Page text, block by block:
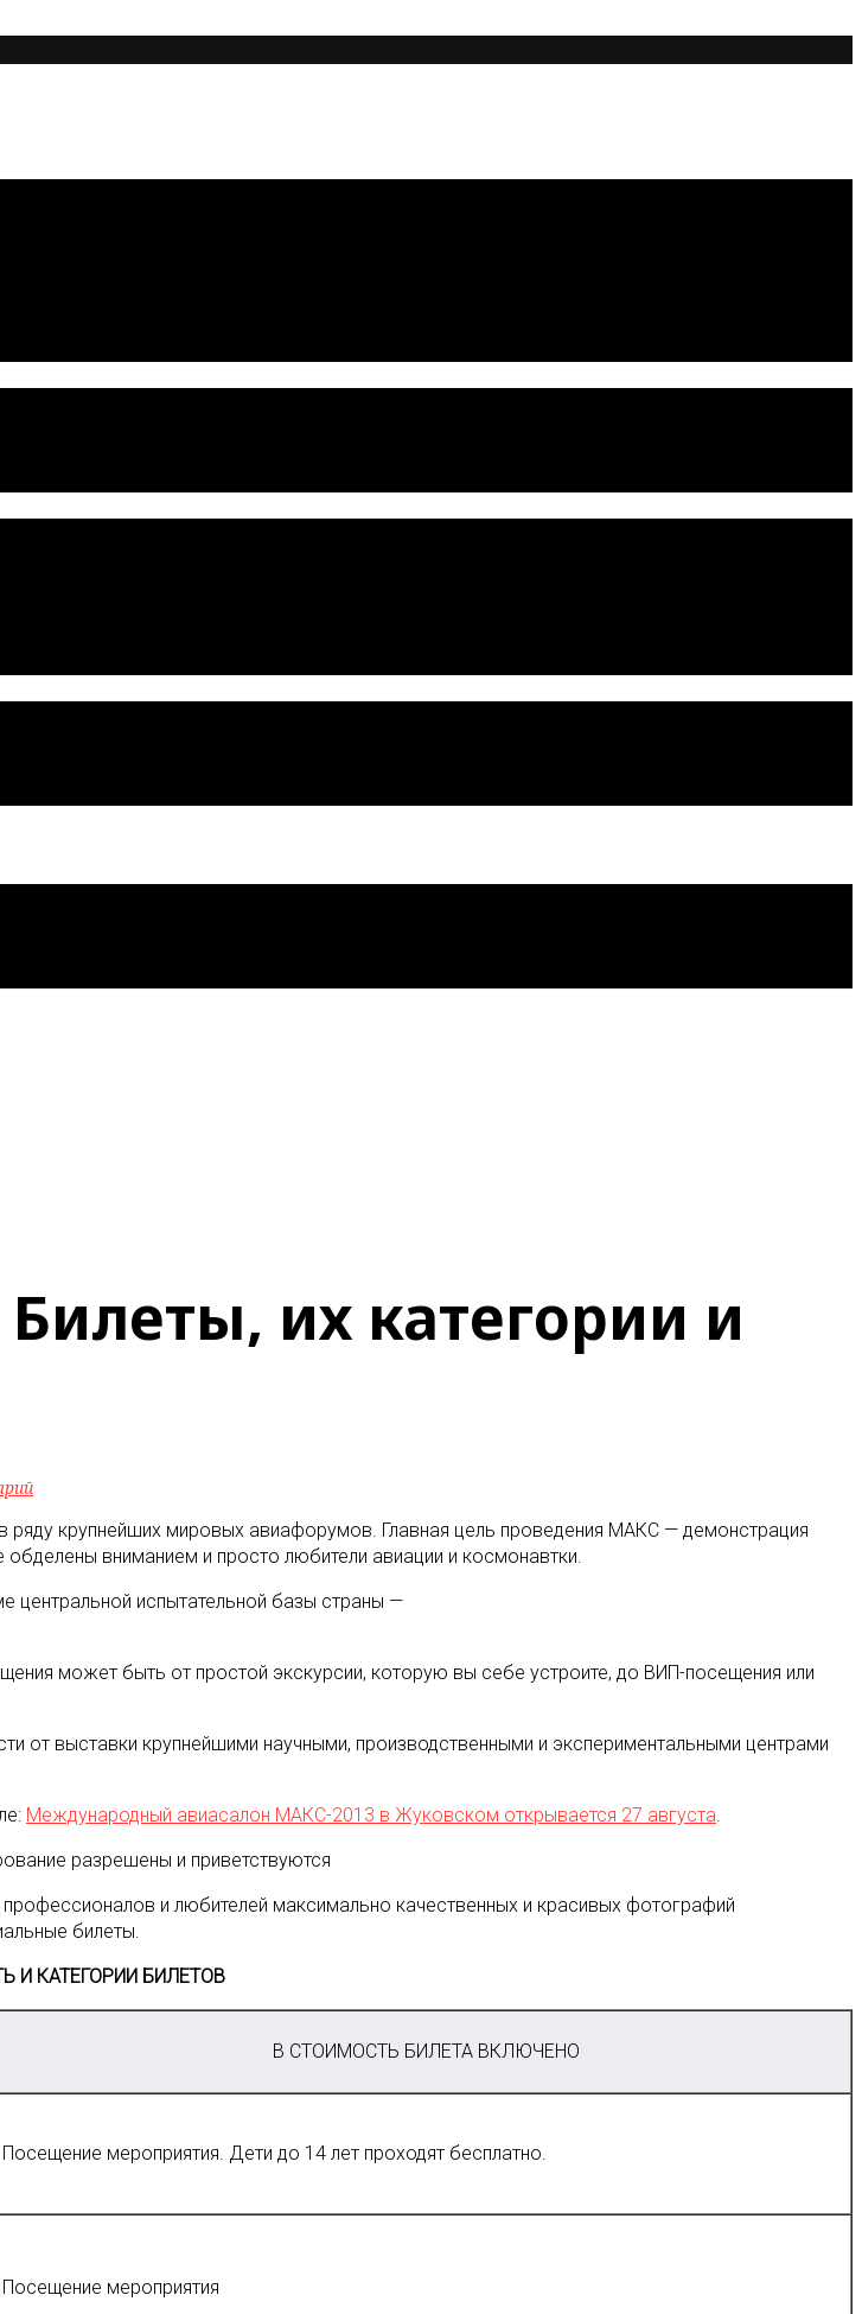
их категории и
крупнейших мировых авиафорумов. Главная цель проведения МАКС — демонстрация
вниманием и просто любители авиации и космонавтки.
центральной испытательной базы страны —
может быть от простой экскурсии, которую вы себе устроите, до ВИП-посещения или
от выставки крупнейшими научными, производственными и экспериментальными центрами
Международный авиасалон МАКС-2013 в Жуковском открывается 27 августа.
разрешены и приветствуются
и любителей максимально качественных и красивых фотографий
билеты.
И КАТЕГОРИИ БИЛЕТОВ
В СТОИМОСТЬ БИЛЕТА ВКЛЮЧЕНО
мероприятия. Дети до 14 лет проходят бесплатно.
мероприятия